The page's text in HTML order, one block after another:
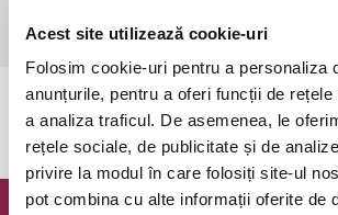
Acest site utilizează cookie-uri
Folosim cookie-uri pentru a personaliza
anunțurile, pentru a oferi funcții de
a analiza traficul. De asemenea, le
rețele sociale, de publicitate și de
privire la modul în care folosiți site-ul
pot combina cu alte informații oferite de
Informații suplimentare, la nr. de telefon 0773 825
Evenimentul a expirat.